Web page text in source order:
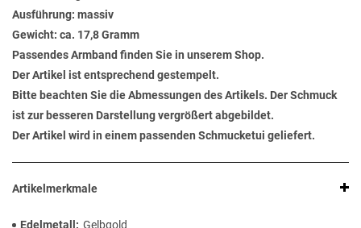
Ausführung: massiv
Gewicht: ca. 17,8 Gramm
Passendes Armband finden Sie in unserem Shop.
Der Artikel ist entsprechend gestempelt.
Bitte beachten Sie die Abmessungen des Artikels. Der Schmuck
ist zur besseren Darstellung vergrößert abgebildet.
Der Artikel wird in einem passenden Schmucketui geliefert.
Artikelmerkmale
Edelmetall
Gelbgold